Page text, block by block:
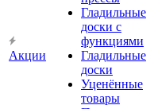
Акции
Гладильные
доски с
функциями
Гладильные
доски
Уценённые
товары